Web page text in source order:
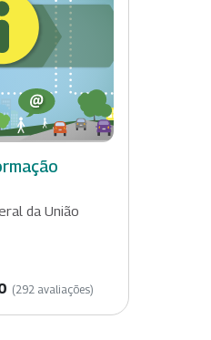
da União
(292 avaliações)